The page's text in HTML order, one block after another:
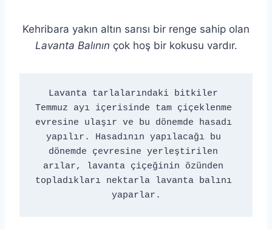
Kehribara yakın altın sarısı bir renge sahip olan
Lavanta Balının çok hoş bir kokusu vardır.
Lavanta tarlalarındaki bitkiler
Temmuz ayı içerisinde tam çiçeklenme
evresine ulaşır ve bu dönemde hasadı
yapılır. Hasadının yapılacağı bu
dönemde çevresine yerleştirilen
arılar, lavanta çiçeğinin özünden
topladıkları nektarla lavanta balını
yaparlar.